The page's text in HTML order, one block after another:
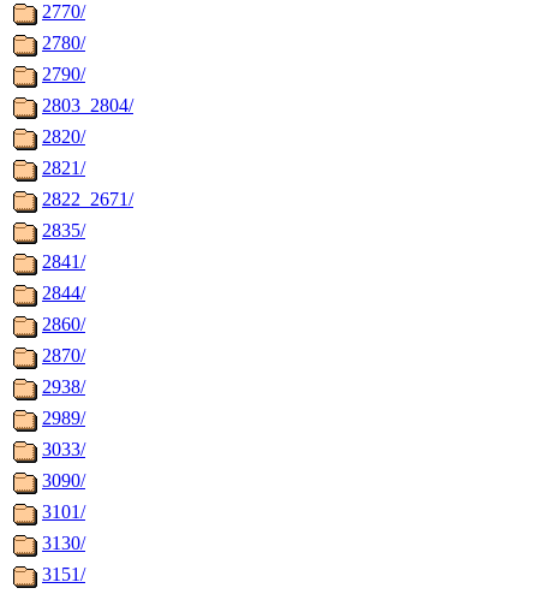
2770/
2780/
2790/
2803_2804/
2820/
2821/
2822_2671/
2835/
2841/
2844/
2860/
2870/
2938/
2989/
3033/
3090/
3101/
3130/
3151/